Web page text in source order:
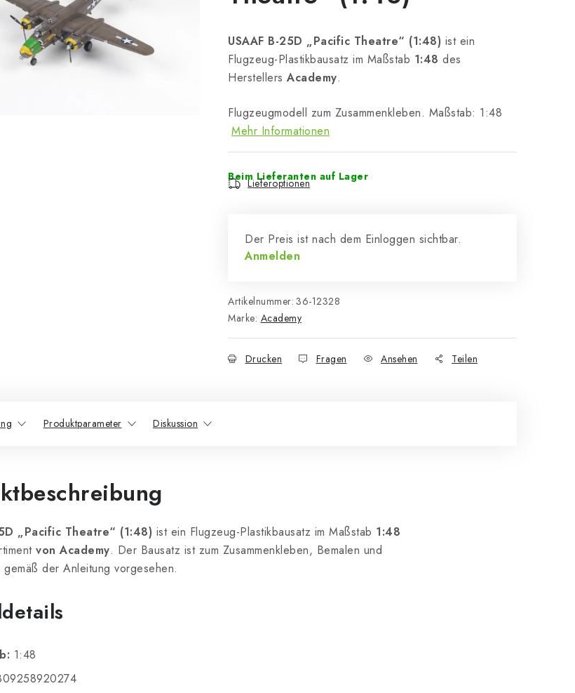
USAAF B-25D „Pacific Theatre“ (1:48) ist ein
Flugzeug-Plastikbausatz im Maßstab 1:48 des
Herstellers Academy.
Flugzeugmodell zum Zusammenkleben. Maßstab: 1:48
Mehr Informationen
Beim Lieferanten auf Lager
Lieferoptionen
Der Preis ist nach dem Einloggen sichtbar.
Anmelden
Artikelnummer: 36-12328
Marke: Academy
Drucken Fragen Ansehen Teilen
Produktparameter Diskussion
„Pacific Theatre“ (1:48) ist ein Flugzeug-Plastikbausatz im Maßstab 1:48
von Academy. Der Bausatz ist zum Zusammenkleben, Bemalen und
gemäß der Anleitung vorgesehen.
1:48